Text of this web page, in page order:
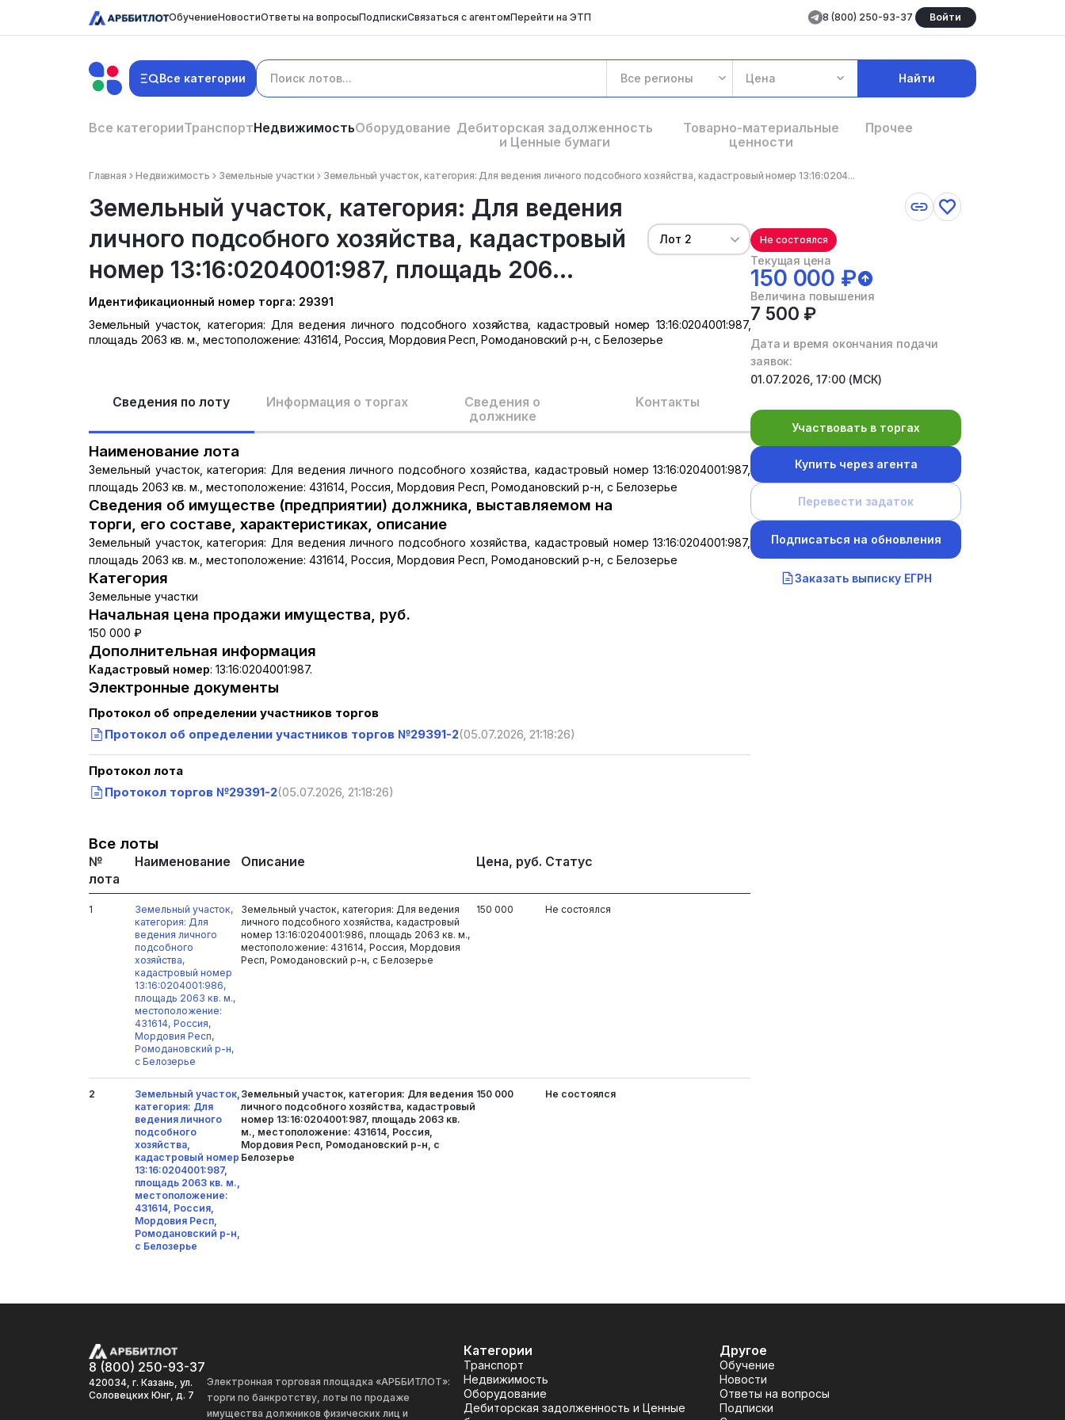
ОбучениеНовостиОтветы на вопросыПодпискиСвязаться с агентомПерейти на ЭТП 8 (800) 250-93-37 Войти
Все категории Все регионы Цена Найти
Все категорииТранспортНедвижимостьОборудование Дебиторская задолженность
и Ценные бумаги
Товарно-материальные
ценности
Прочее
Главная Недвижимость Земельные участки Земельный участок, категория: Для ведения личного подсобного хозяйства, кадастровый номер 13:16:0204...
Земельный участок, категория: Для ведения
личного подсобного хозяйства, кадастровый
номер 13:16:0204001:987, площадь 206...
Лот 2
Идентификационный номер торга: 29391
Земельный участок, категория: Для ведения личного подсобного хозяйства, кадастровый номер 13:16:0204001:987,
площадь 2063 кв. м., местоположение: 431614, Россия, Мордовия Респ, Ромодановский р-н, с Белозерье
Сведения по лоту Информация о торгах
Сведения о
должнике
Kонтакты
Наименование лота
Земельный участок, категория: Для ведения личного подсобного хозяйства, кадастровый номер 13:16:0204001:987,
площадь 2063 кв. м., местоположение: 431614, Россия, Мордовия Респ, Ромодановский р-н, с Белозерье
Сведения об имуществе (предприятии) должника, выставляемом на
торги, его составе, характеристиках, описание
Земельный участок, категория: Для ведения личного подсобного хозяйства, кадастровый номер 13:16:0204001:987,
площадь 2063 кв. м., местоположение: 431614, Россия, Мордовия Респ, Ромодановский р-н, с Белозерье
Категория
Земельные участки
Начальная цена продажи имущества, руб.
150 000 ₽
Дополнительная информация
Кадастровый номер: 13:16:0204001:987.
Электронные документы
Протокол об определении участников торгов
Протокол об определении участников торгов №29391-2(05.07.2026, 21:18:26)
Протокол лота
Протокол торгов №29391-2(05.07.2026, 21:18:26)
Все лоты
№
лота
Наименование Описание Цена, руб. Статус
1
Земельный участок,
категория: Для
ведения личного
подсобного
хозяйства,
кадастровый номер
13:16:0204001:986,
площадь 2063 кв. м.,
местоположение:
431614, Россия,
Мордовия Респ,
Ромодановский р-н,
с Белозерье
Земельный участок, категория: Для ведения
личного подсобного хозяйства, кадастровый
номер 13:16:0204001:986, площадь 2063 кв. м.,
местоположение: 431614, Россия, Мордовия
Респ, Ромодановский р-н, с Белозерье
150 000 Не состоялся
2
Земельный участок,
категория: Для
ведения личного
подсобного
хозяйства,
кадастровый номер
13:16:0204001:987,
площадь 2063 кв. м.,
местоположение:
431614, Россия,
Мордовия Респ,
Ромодановский р-н,
с Белозерье
Земельный участок, категория: Для ведения
личного подсобного хозяйства, кадастровый
номер 13:16:0204001:987, площадь 2063 кв.
м., местоположение: 431614, Россия,
Мордовия Респ, Ромодановский р-н, с
Белозерье
150 000 Не состоялся
Не состоялся
Текущая цена
150 000 ₽
Величина повышения
7 500 ₽
Дата и время окончания подачи
заявок:
01.07.2026, 17:00 (МСК)
Участвовать в торгах
Купить через агента
Перевести задаток
Подписаться на обновления
Заказать выписку ЕГРН
8 (800) 250-93-37
420034, г. Казань, ул.
Соловецких Юнг, д. 7
Электронная торговая площадка «АРББИТЛОТ»:
торги по банкротству, лоты по продаже
имущества должников физических лиц и
Категории
Транспорт
Недвижимость
Оборудование
Дебиторская задолженность и Ценные
Другое
Обучение
Новости
Ответы на вопросы
Подписки